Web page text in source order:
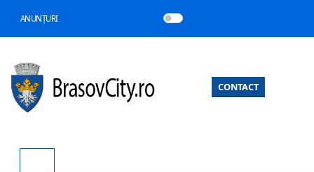
ANUNȚURI
CONTACT